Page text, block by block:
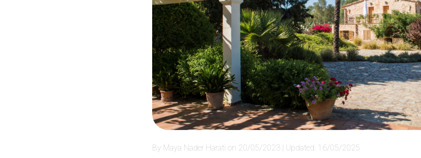
By Maya Nader Harati on 20/05/2023 | Updated: 16/05/2025